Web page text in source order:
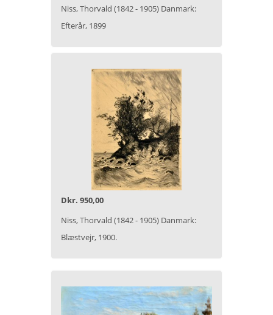
Niss, Thorvald (1842 - 1905) Danmark:
Efterår, 1899
Dkr. 950,00
Niss, Thorvald (1842 - 1905) Danmark:
Blæstvejr, 1900.